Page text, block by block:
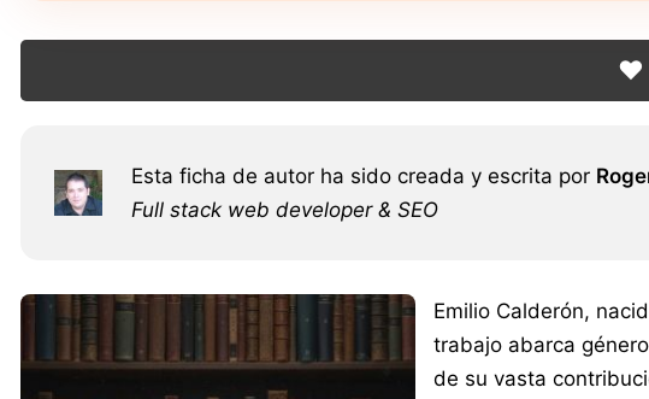
❤️
Esta ficha de autor ha sido creada y escrita por
Full stack web developer & SEO
Emilio Calderón,
trabajo abarca
de su vasta